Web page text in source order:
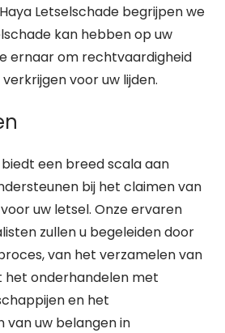
Letselschade begrijpen we
kan hebben op uw
ernaar om rechtvaardigheid
voor uw lijden.
een breed scala aan
bij het claimen van
uw letsel. Onze ervaren
zullen u begeleiden door
van het verzamelen van
onderhandelen met
en het
uw belangen in